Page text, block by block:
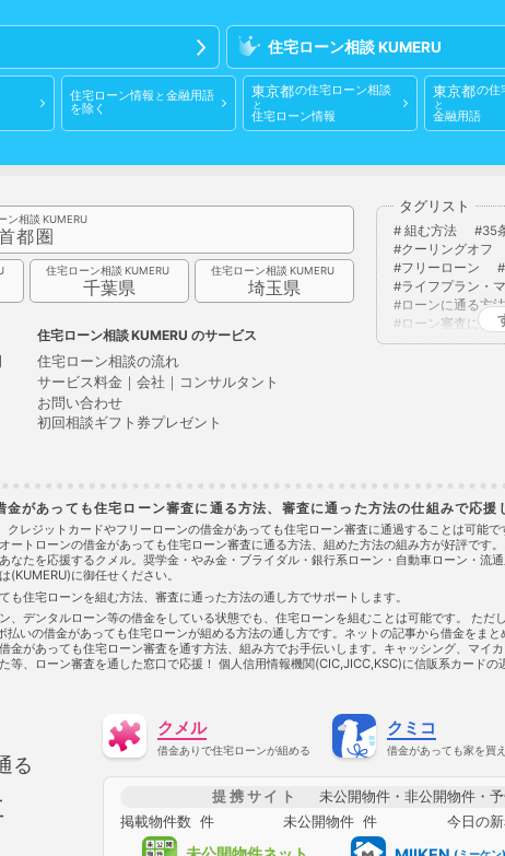
住宅ローン相談
住宅ローン情報 と 金融用語
を除く
東京都の住宅ローン相談
と
住宅ローン情報
東京都の住
と
金融用語
ン相談
都圏
住宅ローン相談
千葉県
住宅ローン相談
埼玉県
住宅ローン相談
のサービス
住宅ローン相談の流れ
サービス料金｜会社｜コンサルタント
お問い合わせ
初回相談ギフト券プレゼント
タグリスト
組む方法 35
クーリングオフ
フリーローン
ライフプラン・
ローンに通る方法
ローン審査に通る
不動産取得税
個人民事再生
借金あってもロ
借金あってもロ
借金あってもロ
借金あってもロ
借金あっても住
借金あっても住
借金あっても住
借金あっても審査
借金あっても審
借金があっても
借金があっても
借金があっても
借金があっても
があっても住宅ローン審査に通る方法、審査に通った方法の仕組みで応援
レジットカードやフリーローンの借金があっても住宅ローン審査に通過することは可能
ートローンの借金があっても住宅ローン審査に通る方法、組めた方法の組み方が好評です
なたを応援するクメル。奨学金・やみ金・ブライダル・銀行系ローン・自動車ローン・流
(KUMERU)に御任せください。
住宅ローンを組む方法、審査に通った方法の通し方でサポートします。
、デンタルローン等の借金をしている状態でも、住宅ローンを組むことは可能です。 ただ
いの借金があっても住宅ローンが組める方法の通し方です。ネットの記事から借金をま
金があっても住宅ローン審査を通す方法、組み方でお手伝いします。キャッシング、マイ
等、ローン審査を通した窓口で応援！ 個人信用情報機関(CIC,JICC,KSC)に信販系カード
る
クメル
借金ありで住宅ローンが組める
クミコ
借金があっても家を買
提携サイト
未公開物件・非公開物件・
掲載物件数 件 未公開物件 件 今日の